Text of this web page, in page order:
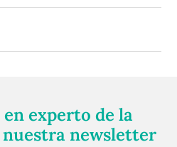
experto de la
newsletter